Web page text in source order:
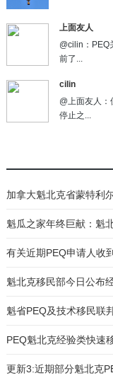
上面友人
@cilin：PEQ
前了...
cilin
@上面友人
停止之...
加拿大魁北克省蒙特利
魁瓜之家年终巨献：魁
有关近期PEQ申请人收
魁北克移民部今日公布
魁省PEQ及技术移民联
PEQ魁北克经验类快速
更新3:近期部分魁北克